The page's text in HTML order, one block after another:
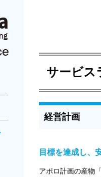
サービス
経営計画
目標を達成し、
アポロ計画の産物